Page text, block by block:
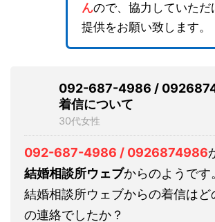
んので、協力していただ
提供をお願い致します。
092-687-4986 /
着信について
30代女性
092-687-4986 / 0926874986
結婚相談所ウェブからのようです
結婚相談所ウェブからの着信はど
の連絡でしたか？